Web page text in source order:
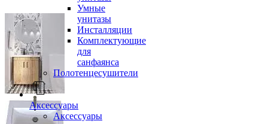
Умные
унитазы
Инсталляции
Комплектующие
для
санфаянса
Полотенцесушители
Аксессуары
Аксессуары